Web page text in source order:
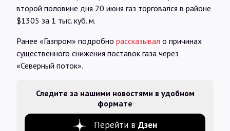
второй половине дня 20 июня газ торговался в районе
$1305 за 1 тыс. куб. м.
Ранее «Газпром» подробно рассказывал о причинах
существенного снижения поставок газа через
«Северный поток».
Следите за нашими новостями в удобном
формате
Перейти в Дзен